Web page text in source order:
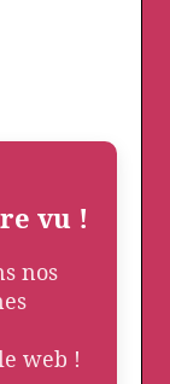
vu !
nos
web !